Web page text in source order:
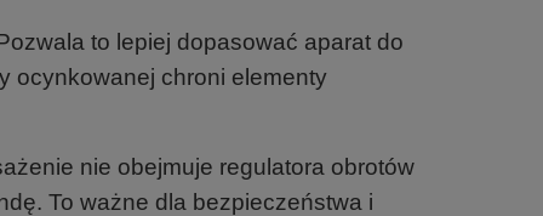
to lepiej dopasować aparat do
ocynkowanej chroni elementy
nie obejmuje regulatora obrotów
To ważne dla bezpieczeństwa i